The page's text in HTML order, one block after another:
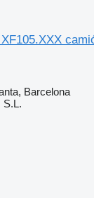
Barcelona
S.L.